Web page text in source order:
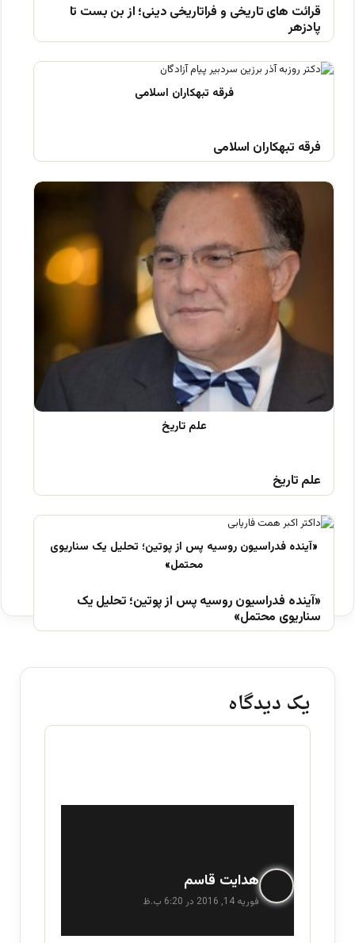
قرائت های تاریخی و فراتاریخی دینی؛ از بن بست تا
پادزهر
فرقه تبهکاران اسلامی
علم تاریخ
«آینده فدراسیون روسیه پس از پوتین؛ تحلیل یک
سناریوی محتمل»
یک دیدگاه
هدایت قاسم
ف
فوریه 14, 2016 در 6:20 ب.ظ